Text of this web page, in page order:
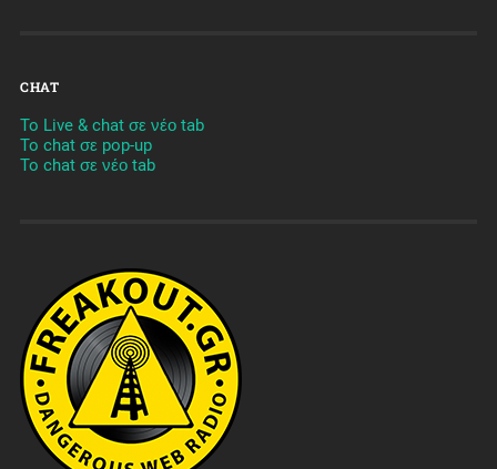
CHAT
To Live & chat σε νέο tab
To chat σε pop-up
To chat σε νέο tab